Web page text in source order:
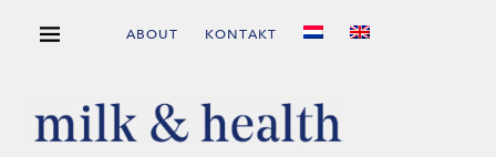
ABOUT KONTAKT